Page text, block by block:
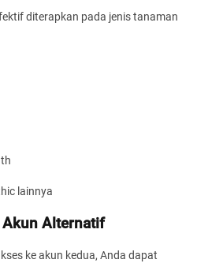
diterapkan pada jenis tanaman
lainnya
Alternatif
ke akun kedua, Anda dapat